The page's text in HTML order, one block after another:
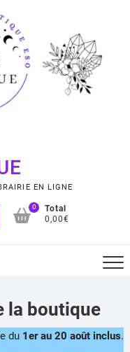
EN LIGNE
0
Total
0,00€
la boutique
du 1er au 20 août inclus.